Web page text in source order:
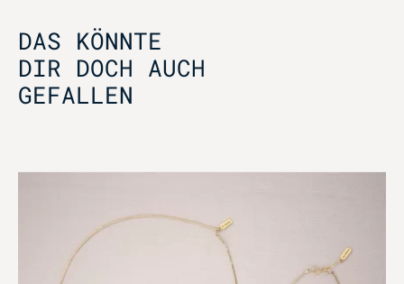
DAS KÖNNTE
DIR DOCH AUCH
GEFALLEN